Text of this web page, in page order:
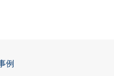
例